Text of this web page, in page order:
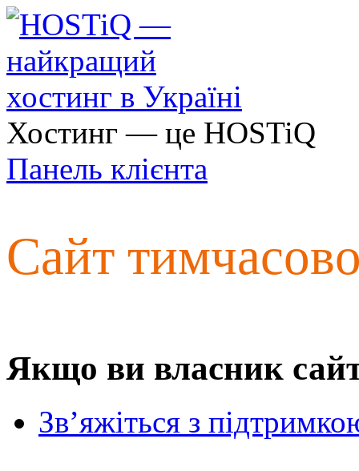
Хостинг — це HOSTiQ
Панель клієнта
Сайт
Якщо ви власник
Зв’яжіться з